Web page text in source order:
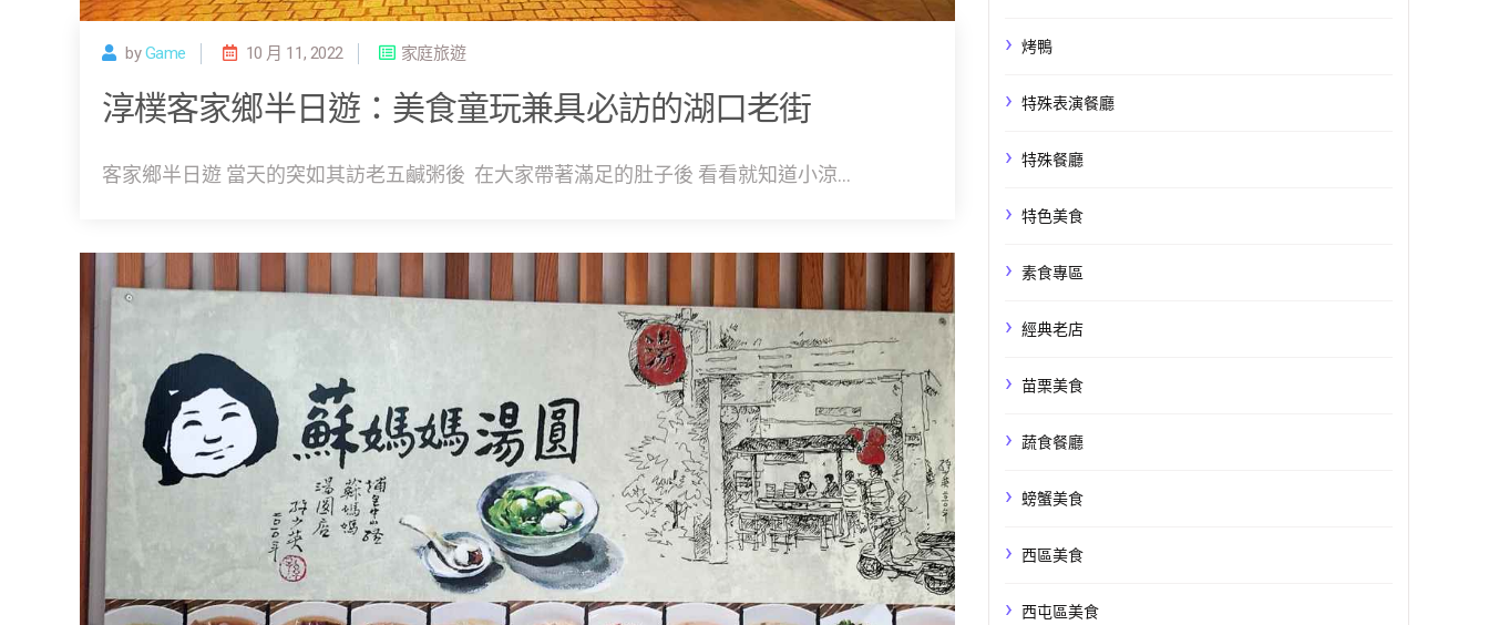
byGame 10 月 11, 2022 家庭旅遊
淳樸客家鄉半日遊：美食童玩兼具必訪的湖口老街
客家鄉半日遊 當天的突如其訪老五鹹粥後 在大家帶著滿足的肚子後 看看就知道小涼...
烤鴨
特殊表演餐廳
特殊餐廳
特色美食
素食專區
經典老店
苗栗美食
蔬食餐廳
螃蟹美食
西區美食
西屯區美食